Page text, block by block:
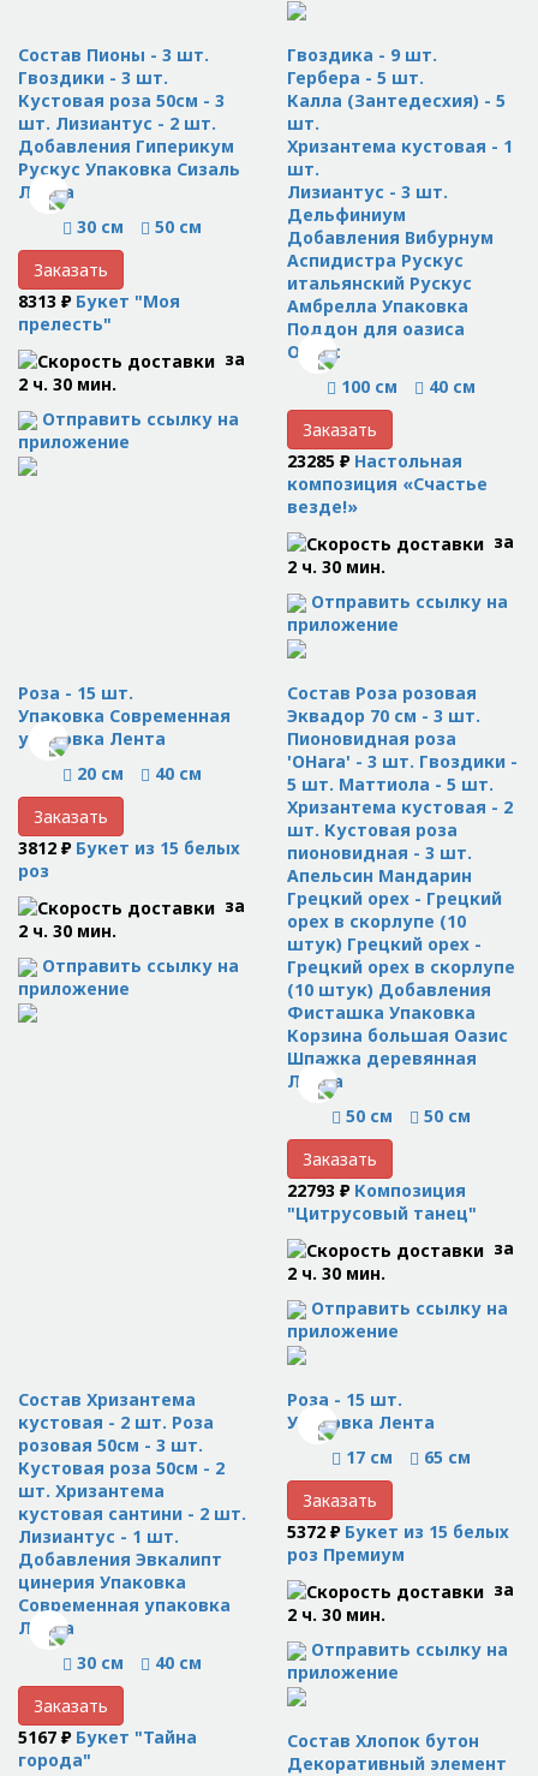
Состав Пионы - 3 шт.
Гвоздики - 3 шт.
Кустовая роза 50см - 3
шт. Лизиантус - 2 шт.
Добавления Гиперикум
Рускус Упаковка Сизаль
Лента
30 см
50 см
Заказать
8313 ₽ Букет "Моя
прелесть"
за
2 ч. 30 мин.
Отправить ссылку на
приложение
Гвоздика - 9 шт.
Гербера - 5 шт.
Калла (Зантедесхия) - 5
шт.
Хризантема кустовая - 1
шт.
Лизиантус - 3 шт.
Дельфиниум
Добавления Вибурнум
Аспидистра Рускус
итальянский Рускус
Амбрелла Упаковка
Поддон для оазиса
Оазис
100 см
40 см
Заказать
23285 ₽ Настольная
композиция «Счастье
везде!»
за
2 ч. 30 мин.
Отправить ссылку на
приложение
Роза - 15 шт.
Упаковка Современная
упаковка Лента
20 см
40 см
Заказать
3812 ₽ Букет из 15 белых
роз
за
2 ч. 30 мин.
Отправить ссылку на
приложение
Состав Роза розовая
Эквадор 70 см - 3 шт.
Пионовидная роза
'OHara' - 3 шт. Гвоздики -
5 шт. Маттиола - 5 шт.
Хризантема кустовая - 2
шт. Кустовая роза
пионовидная - 3 шт.
Апельсин Мандарин
Грецкий орех - Грецкий
орех в скорлупе (10
штук) Грецкий орех -
Грецкий орех в скорлупе
(10 штук) Добавления
Фисташка Упаковка
Корзина большая Оазис
Шпажка деревянная
Лента
50 см
50 см
Заказать
22793 ₽ Композиция
"Цитрусовый танец"
за
2 ч. 30 мин.
Отправить ссылку на
приложение
Состав Хризантема
кустовая - 2 шт. Роза
розовая 50см - 3 шт.
Кустовая роза 50см - 2
шт. Хризантема
кустовая сантини - 2 шт.
Лизиантус - 1 шт.
Добавления Эвкалипт
цинерия Упаковка
Современная упаковка
Лента
30 см
40 см
Заказать
5167 ₽ Букет "Тайна
города"
Роза - 15 шт.
Упаковка Лента
17 см
65 см
Заказать
5372 ₽ Букет из 15 белых
роз Премиум
за
2 ч. 30 мин.
Отправить ссылку на
приложение
Состав Хлопок бутон
Декоративный элемент